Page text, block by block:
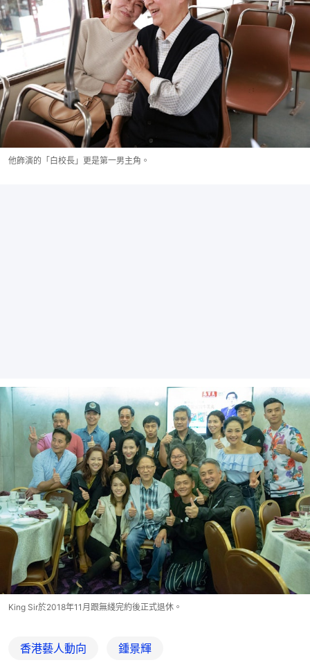
他飾演的「白校長」更是第一男主角。
King Sir於2018年11月跟無綫完約後正式退休。
香港藝人動向 鍾景輝